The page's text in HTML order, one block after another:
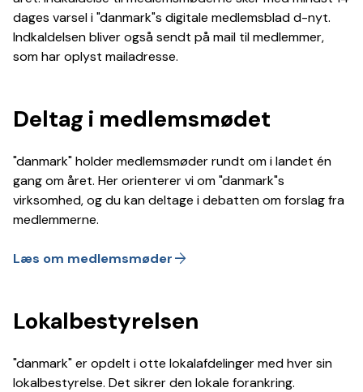
dages varsel i "danmark"s digitale medlemsblad d-nyt.
Indkaldelsen bliver også sendt på mail til medlemmer,
som har oplyst mailadresse.
Deltag i medlemsmødet
"danmark" holder medlemsmøder rundt om i landet én
gang om året. Her orienterer vi om "danmark"s
virksomhed, og du kan deltage i debatten om forslag fra
medlemmerne.
Læs om medlemsmøderarrow_forward
Lokalbestyrelsen
"danmark" er opdelt i otte lokalafdelinger med hver sin
lokalbestyrelse. Det sikrer den lokale forankring.